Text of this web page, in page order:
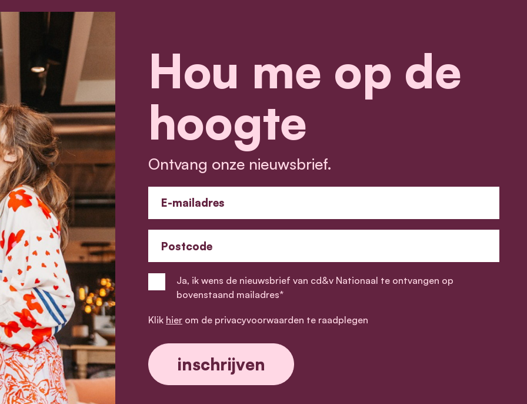
Hou me op de
hoogte
Ontvang onze nieuwsbrief.
E-mailadres
Postcode
Ja, ik wens de nieuwsbrief van cd&v Nationaal te ontvangen op
bovenstaand mailadres*
Klik hierom de privacyvoorwaarden te raadplegen